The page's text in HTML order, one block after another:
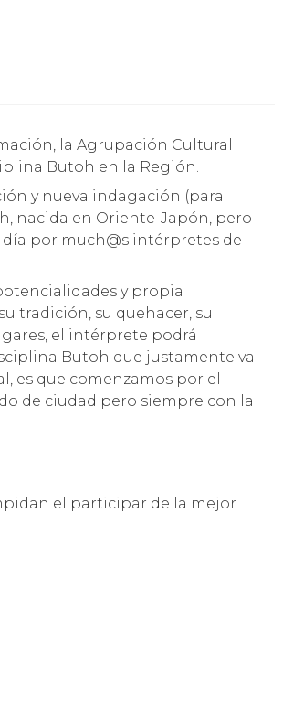
Butoh en la Región.
y nueva indagación (para
nacida en Oriente-Japón, pero
por much@s intérpretes de
y propia
tradición, su quehacer, su
el intérprete podrá
Butoh que justamente va
es que comenzamos por el
de ciudad pero siempre con la
el participar de la mejor